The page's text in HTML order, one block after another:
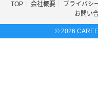
TOP 会社概要 プライバシ
お問い
© 2026